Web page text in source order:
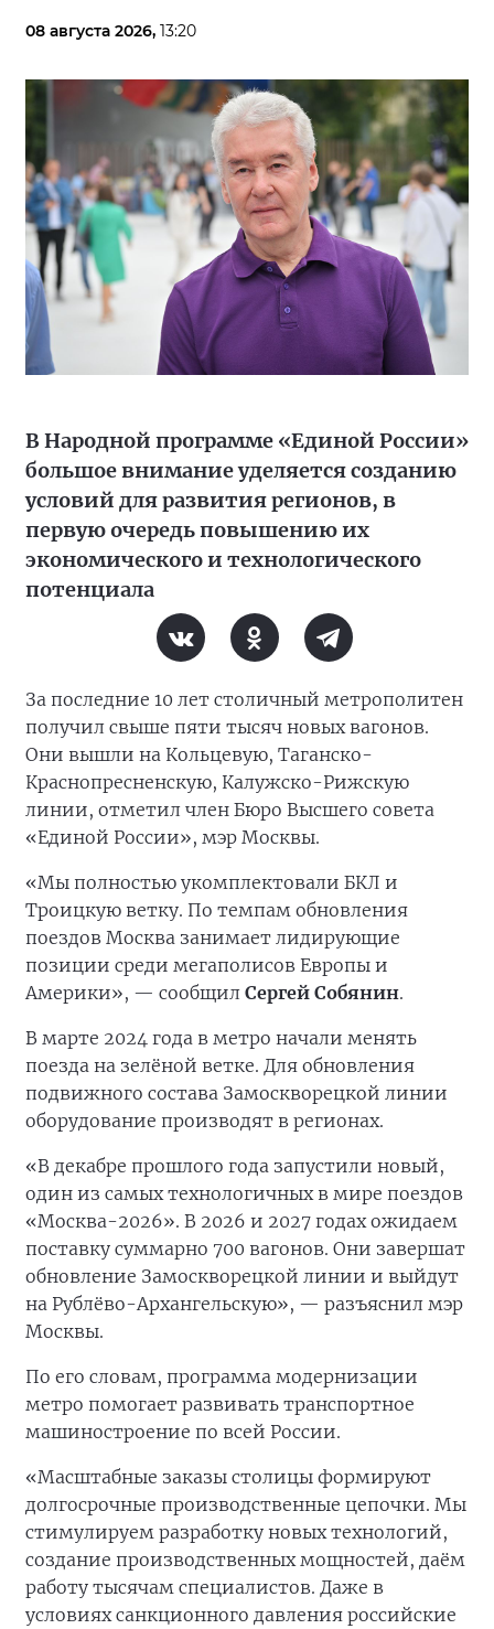
08 августа 2026, 13:20
В Народной программе «Единой России»
большое внимание уделяется созданию
условий для развития регионов, в
первую очередь повышению их
экономического и технологического
потенциала
За последние 10 лет столичный метрополитен
получил свыше пяти тысяч новых вагонов.
Они вышли на Кольцевую, Таганско-
Краснопресненскую, Калужско-Рижскую
линии, отметил член Бюро Высшего совета
«Единой России», мэр Москвы.
«Мы полностью укомплектовали БКЛ и
Троицкую ветку. По темпам обновления
поездов Москва занимает лидирующие
позиции среди мегаполисов Европы и
Америки», — сообщил Сергей Собянин.
В марте 2024 года в метро начали менять
поезда на зелёной ветке. Для обновления
подвижного состава Замоскворецкой линии
оборудование производят в регионах.
«В декабре прошлого года запустили новый,
один из самых технологичных в мире поездов
«Москва-2026». В 2026 и 2027 годах ожидаем
поставку суммарно 700 вагонов. Они завершат
обновление Замоскворецкой линии и выйдут
на Рублёво-Архангельскую», — разъяснил мэр
Москвы.
По его словам, программа модернизации
метро помогает развивать транспортное
машиностроение по всей России.
«Масштабные заказы столицы формируют
долгосрочные производственные цепочки. Мы
стимулируем разработку новых технологий,
создание производственных мощностей, даём
работу тысячам специалистов. Даже в
условиях санкционного давления российские